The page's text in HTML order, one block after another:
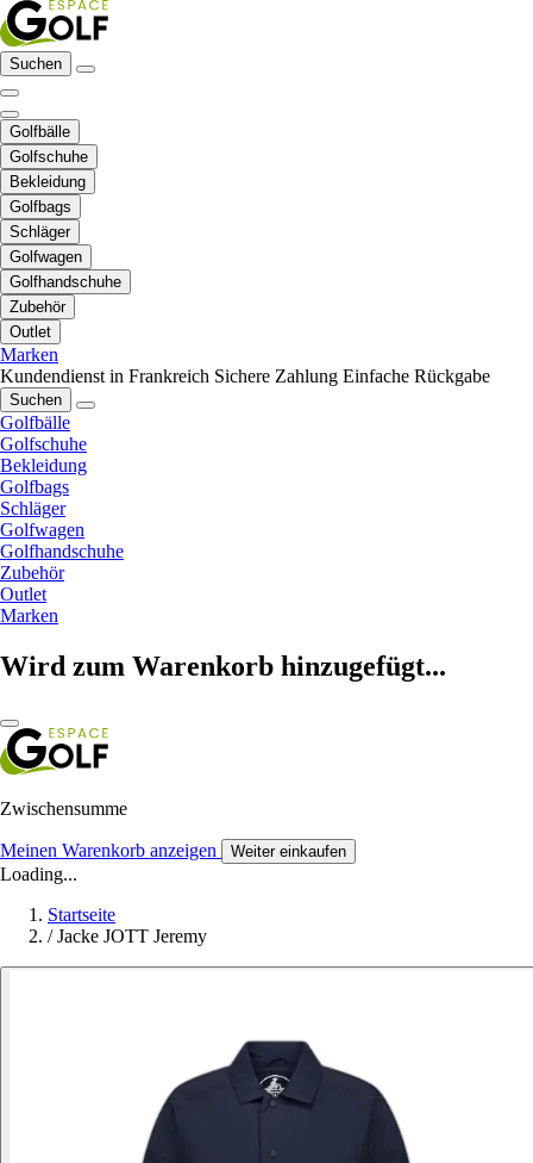
Suchen
Golfbälle
Golfschuhe
Bekleidung
Golfbags
Schläger
Golfwagen
Golfhandschuhe
Zubehör
Outlet
Marken
Kundendienst in Frankreich Sichere Zahlung Einfache Rückgabe
Suchen
Golfbälle
Golfschuhe
Bekleidung
Golfbags
Schläger
Golfwagen
Golfhandschuhe
Zubehör
Outlet
Marken
Wird zum Warenkorb hinzugefügt...
Zwischensumme
Meinen Warenkorb anzeigen Weiter einkaufen
Loading...
Startseite
/ Jacke JOTT Jeremy